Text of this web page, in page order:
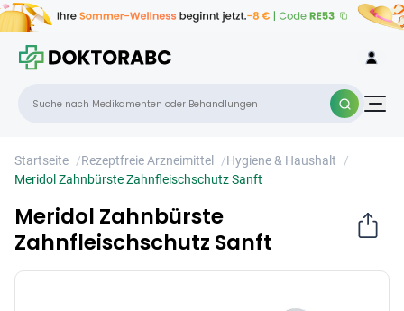
Startseite /Rezeptfreie Arzneimittel /Hygiene & Haushalt
/
Meridol Zahnbürste Zahnfleischschutz Sanft
Meridol Zahnbürste
Zahnfleischschutz Sanft
Sanft
×